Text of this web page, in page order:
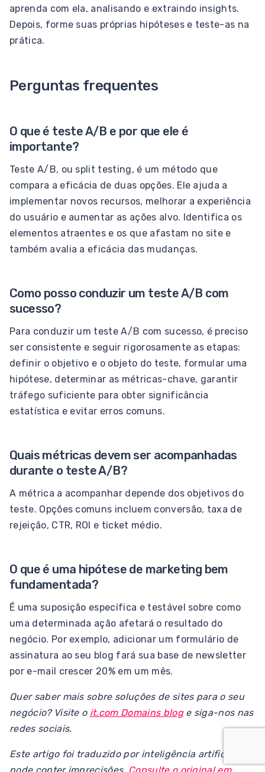
aprenda com ela, analisando e extraindo insights.
Depois, forme suas próprias hipóteses e teste-as na
prática.
Perguntas frequentes
O que é teste A/B e por que ele é
importante?
Teste A/B, ou split testing, é um método que
compara a eficácia de duas opções. Ele ajuda a
implementar novos recursos, melhorar a experiência
do usuário e aumentar as ações alvo. Identifica os
elementos atraentes e os que afastam no site e
também avalia a eficácia das mudanças.
Como posso conduzir um teste A/B com
sucesso?
Para conduzir um teste A/B com sucesso, é preciso
ser consistente e seguir rigorosamente as etapas:
definir o objetivo e o objeto do teste, formular uma
hipótese, determinar as métricas-chave, garantir
tráfego suficiente para obter significância
estatística e evitar erros comuns.
Quais métricas devem ser acompanhadas
durante o teste A/B?
A métrica a acompanhar depende dos objetivos do
teste. Opções comuns incluem conversão, taxa de
rejeição, CTR, ROI e ticket médio.
O que é uma hipótese de marketing bem
fundamentada?
É uma suposição específica e testável sobre como
uma determinada ação afetará o resultado do
negócio. Por exemplo, adicionar um formulário de
assinatura ao seu blog fará sua base de newsletter
por e-mail crescer 20% em um mês.
Quer saber mais sobre soluções de sites para o seu
negócio? Visite o it.com Domains bloge siga-nos nas
redes sociais.
Este artigo foi traduzido por inteligência artificial e